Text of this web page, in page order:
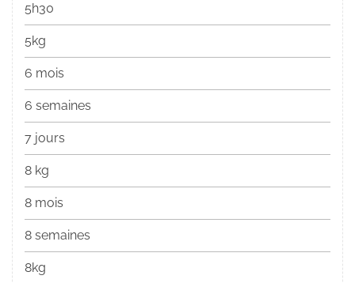
5h30
5kg
6 mois
6 semaines
7 jours
8 kg
8 mois
8 semaines
8kg